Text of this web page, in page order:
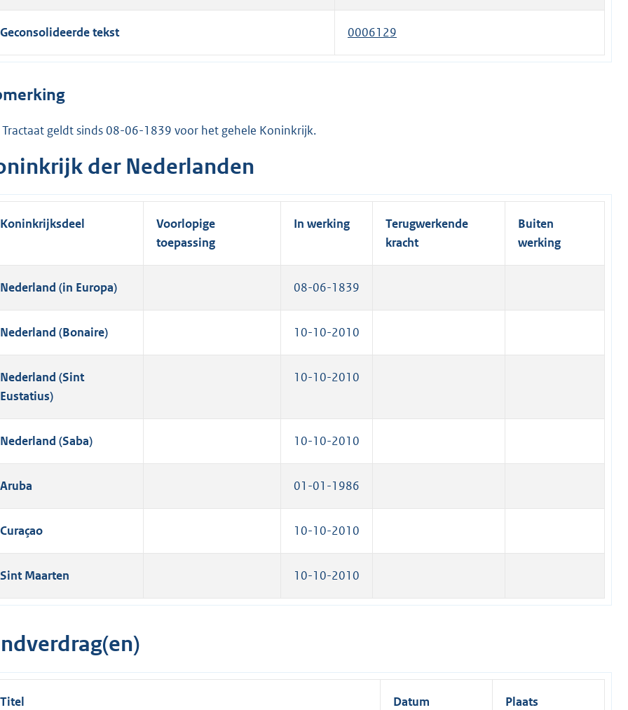
)n
k
n
e
Geconsolideerde tekst 0006129
geldt sinds 08-06-1839 voor het gehele Koninkrijk.
der Nederlanden
Koninkrijksdeel
Voorlopige
toepassing
In werking
Terugwerkende
kracht
Buiten
werking
Nederland (in Europa) 08-06-1839
Nederland (Bonaire) 10-10-2010
Nederland (Sint
Eustatius)
10-10-2010
Nederland (Saba) 10-10-2010
Aruba 01-01-1986
Curaçao 10-10-2010
Sint Maarten 10-10-2010
Titel
Datum
Plaats